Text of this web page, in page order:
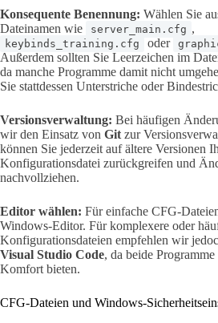
Konsequente Benennung: Wählen Sie
Dateinamen wie
server_main.cfg ,
keybinds_training.cfg oder
Außerdem sollten Sie Leerzeichen im
da manche Programme damit nicht
Sie stattdessen Unterstriche oder
Versionsverwaltung: Bei häufigen
wir den Einsatz von Git zur
können Sie jederzeit auf ältere Versionen
Konfigurationsdatei zurückgreifen und
nachvollziehen.
Editor wählen: Für einfache CFG-
Windows-Editor. Für komplexere oder
Konfigurationsdateien empfehlen wir
Visual Studio Code, da beide
Komfort bieten.
CFG-Dateien und Windows-